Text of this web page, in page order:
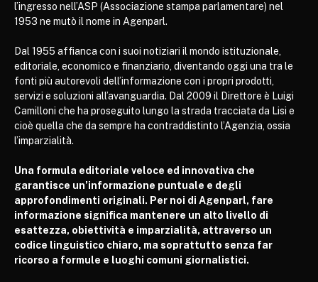
l’ingresso nell’ASP (Associazione stampa parlamentare) nel
1953 ne mutò il nome in Agenparl.
Dal 1955 affianca con i suoi notiziari il mondo istituzionale,
editoriale, economico e finanziario, diventando oggi una tra le
fonti più autorevoli dell’informazione con i propri prodotti,
servizi e soluzioni all’avanguardia. Dal 2009 il Direttore è Luigi
Camilloni che ha proseguito lungo la strada tracciata da Lisi e
cioè quella che da sempre ha contraddistinto l’Agenzia, ossia
l’imparzialità.
Una formula editoriale veloce ed innovativa che
garantisce un’informazione puntuale e degli
approfondimenti originali. Per noi di Agenparl, fare
informazione significa mantenere un alto livello di
esattezza, obiettività e imparzialità, attraverso un
codice linguistico chiaro, ma soprattutto senza far
ricorso a formule e luoghi comuni giornalistici.